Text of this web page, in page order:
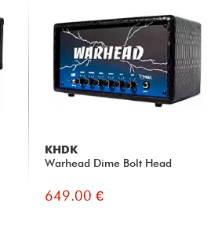
KHDK
Warhead Dime Bolt Head
649.00 €